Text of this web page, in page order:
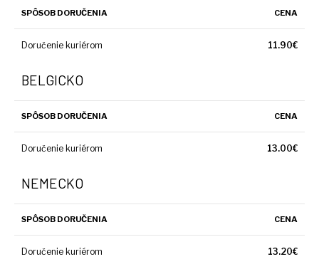
SPÔSOB DORUČENIA CENA
Doručenie kuriérom 11.90€
BELGICKO
SPÔSOB DORUČENIA CENA
Doručenie kuriérom 13.00€
NEMECKO
SPÔSOB DORUČENIA CENA
Doručenie kuriérom 13.20€